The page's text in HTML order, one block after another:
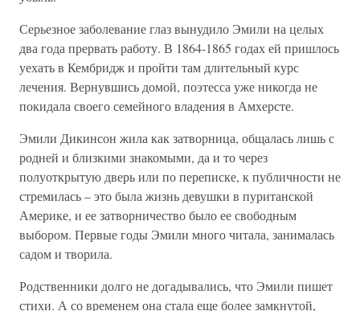
Серьезное заболевание глаз вынудило Эмили на целых
два года прервать работу. В 1864-1865 годах ей пришлось
уехать в Кембридж и пройти там длительный курс
лечения. Вернувшись домой, поэтесса уже никогда не
покидала своего семейного владения в Амхерсте.
Эмили Дикинсон жила как затворница, общалась лишь с
родней и близкими знакомыми, да и то через
полуоткрытую дверь или по переписке, к публичности не
стремилась – это была жизнь девушки в пуританской
Америке, и ее затворничество было ее свободным
выбором. Первые годы Эмили много читала, занималась
садом и творила.
Родственники долго не догадывались, что Эмили пишет
стихи. А со временем она стала еще более замкнутой,